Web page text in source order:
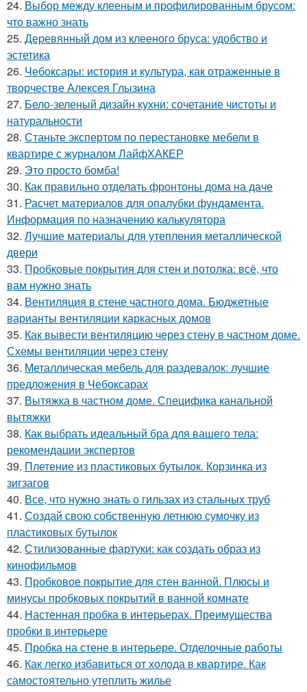
24. Выбор между клееным и профилированным брусом:
что важно знать
25. Деревянный дом из клееного бруса: удобство и
эстетика
26. Чебоксары: история и культура, как отраженные в
творчестве Алексея Глызина
27. Бело-зеленый дизайн кухни: сочетание чистоты и
натуральности
28. Станьте экспертом по перестановке мебели в
квартире с журналом ЛайфХАКЕР
29. Это просто бомба!
30. Как правильно отделать фронтоны дома на даче
31. Расчет материалов для опалубки фундамента.
Информация по назначению калькулятора
32. Лучшие материалы для утепления металлической
двери
33. Пробковые покрытия для стен и потолка: всё, что
вам нужно знать
34. Вентиляция в стене частного дома. Бюджетные
варианты вентиляции каркасных домов
35. Как вывести вентиляцию через стену в частном доме.
Схемы вентиляции через стену
36. Металлическая мебель для раздевалок: лучшие
предложения в Чебоксарах
37. Вытяжка в частном доме. Специфика канальной
вытяжки
38. Как выбрать идеальный бра для вашего тела:
рекомендации экспертов
39. Плетение из пластиковых бутылок. Корзинка из
зигзагов
40. Все, что нужно знать о гильзах из стальных труб
41. Создай свою собственную летнюю сумочку из
пластиковых бутылок
42. Стилизованные фартуки: как создать образ из
кинофильмов
43. Пробковое покрытие для стен ванной. Плюсы и
минусы пробковых покрытий в ванной комнате
44. Настенная пробка в интерьерах. Преимущества
пробки в интерьере
45. Пробка на стене в интерьере. Отделочные работы
46. Как легко избавиться от холода в квартире. Как
самостоятельно утеплить жилье